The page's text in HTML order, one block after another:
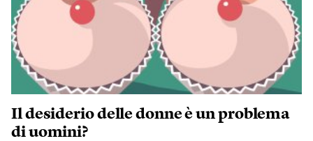
Il desiderio delle donne è un problema
di uomini?